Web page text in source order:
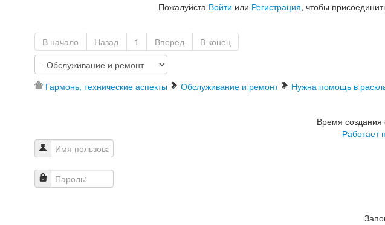
Пожалуйста Войти или Регистрация, чтобы
В начало Назад 1 Вперед В конец
Гармонь, технические аспекты Обслуживание и ремонт Нужна помощь в
Время создания
Работает
Имя пользователя
Пароль: